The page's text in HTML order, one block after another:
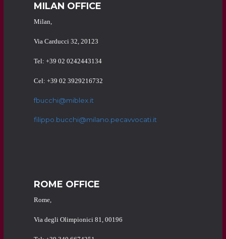
MILAN OFFICE
Milan,
Via Carducci 32, 20123
Tel: +39 02 0242443134
Cel: +39 02 3929216732
fbucchi@miblex.it
filippo.bucchi@milano.pecavvocati.it
ROME OFFICE
Rome,
Via degli Olimpionici 81, 00196